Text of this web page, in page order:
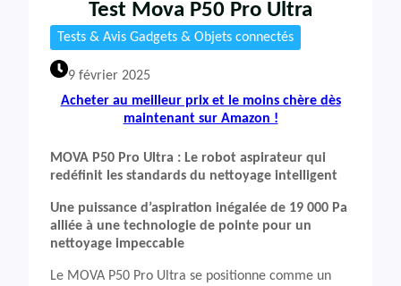
Test Mova P50 Pro Ultra
Tests & Avis Gadgets & Objets connectés
9 février 2025
Acheter au meilleur prix et le moins chère dès
maintenant sur Amazon !
MOVA P50 Pro Ultra : Le robot aspirateur qui
redéfinit les standards du nettoyage intelligent
Une puissance d’aspiration inégalée de 19 000 Pa
alliée à une technologie de pointe pour un
nettoyage impeccable
Le MOVA P50 Pro Ultra se positionne comme un